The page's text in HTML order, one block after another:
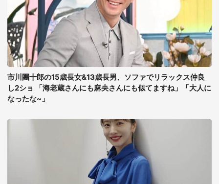
市川團十郎の15歳長女&13歳長男、ソファでリラックス仲良
し2ショ 「海老蔵さんにも麻央さんにも似てますね」「大人に
なったな~」